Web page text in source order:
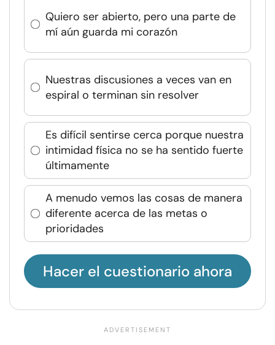
Quiero ser abierto, pero una parte de
mí aún guarda mi corazón
Nuestras discusiones a veces van en
espiral o terminan sin resolver
Es difícil sentirse cerca porque nuestra
intimidad física no se ha sentido fuerte
últimamente
A menudo vemos las cosas de manera
diferente acerca de las metas o
prioridades
Hacer el cuestionario ahora